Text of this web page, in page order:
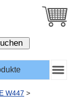
W447 >